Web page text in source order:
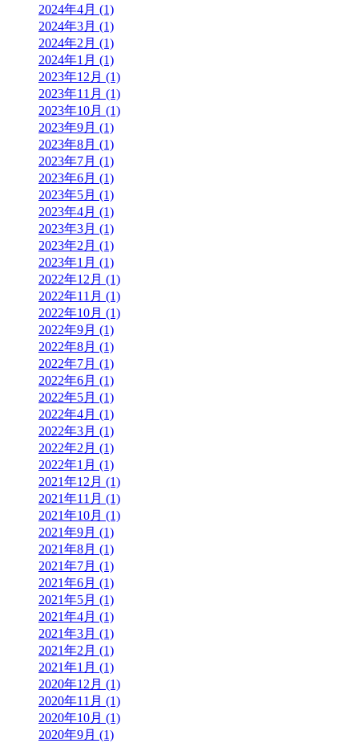
2024年4月 (1)
2024年3月 (1)
2024年2月 (1)
2024年1月 (1)
2023年12月 (1)
2023年11月 (1)
2023年10月 (1)
2023年9月 (1)
2023年8月 (1)
2023年7月 (1)
2023年6月 (1)
2023年5月 (1)
2023年4月 (1)
2023年3月 (1)
2023年2月 (1)
2023年1月 (1)
2022年12月 (1)
2022年11月 (1)
2022年10月 (1)
2022年9月 (1)
2022年8月 (1)
2022年7月 (1)
2022年6月 (1)
2022年5月 (1)
2022年4月 (1)
2022年3月 (1)
2022年2月 (1)
2022年1月 (1)
2021年12月 (1)
2021年11月 (1)
2021年10月 (1)
2021年9月 (1)
2021年8月 (1)
2021年7月 (1)
2021年6月 (1)
2021年5月 (1)
2021年4月 (1)
2021年3月 (1)
2021年2月 (1)
2021年1月 (1)
2020年12月 (1)
2020年11月 (1)
2020年10月 (1)
2020年9月 (1)